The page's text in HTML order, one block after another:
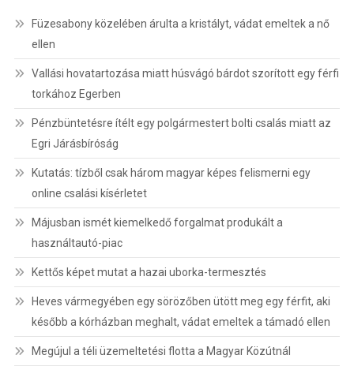
Füzesabony közelében árulta a kristályt, vádat emeltek a nő
ellen
Vallási hovatartozása miatt húsvágó bárdot szorított egy férfi
torkához Egerben
Pénzbüntetésre ítélt egy polgármestert bolti csalás miatt az
Egri Járásbíróság
Kutatás: tízből csak három magyar képes felismerni egy
online csalási kísérletet
Májusban ismét kiemelkedő forgalmat produkált a
használtautó-piac
Kettős képet mutat a hazai uborka-termesztés
Heves vármegyében egy sörözőben ütött meg egy férfit, aki
később a kórházban meghalt, vádat emeltek a támadó ellen
Megújul a téli üzemeltetési flotta a Magyar Közútnál